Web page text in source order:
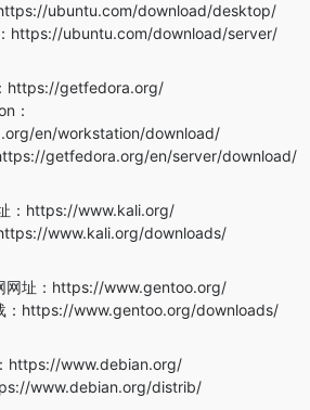
ubuntu.com/download/desktop/
https://ubuntu.com/download/server/
https://getfedora.org/
：
en/workstation/download/
getfedora.org/en/server/download/
：https://www.kali.org/
www.kali.org/downloads/
网址：https://www.gentoo.org/
：https://www.gentoo.org/downloads/
https://www.debian.org/
www.debian.org/distrib/